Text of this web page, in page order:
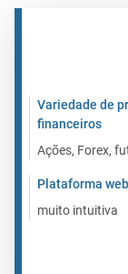
Variedade de
financeiros
Ações, Forex,
Plataforma web
muito intuitiva